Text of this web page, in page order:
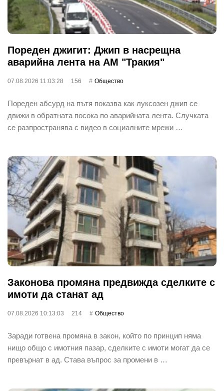
Пореден джигит: Джип в насрещна
аварийна лента на АМ "Тракия"
07.08.2026 11:03:28 156 Общество
Пореден абсурд на пътя показва как луксозен джип се
движи в обратната посока по аварийната лента. Случката
се разпространява с видео в социалните мрежи …
Законова промяна предвижда сделките с
имоти да станат ад
07.08.2026 10:13:03 214 Общество
Заради готвена промяна в закон, който по принцип няма
нищо общо с имотния пазар, сделките с имоти могат да се
превърнат в ад. Става въпрос за промени в …